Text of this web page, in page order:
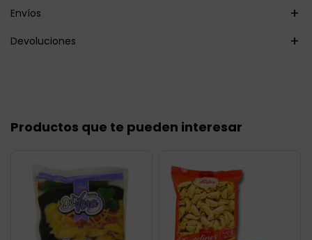
Envíos
Devoluciones
Productos que te pueden interesar